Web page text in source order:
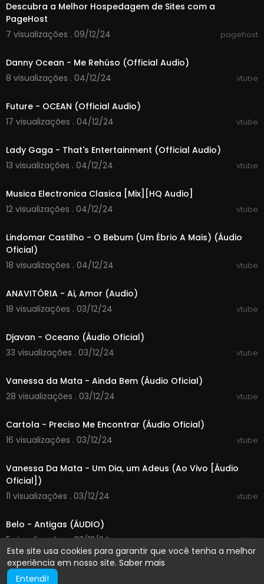
Este site usa cookies para garantir que você tenha a melhor
experiência em nosso site. Saber mais
Entendi!
Descubra a Melhor Hospedagem de Sites com a
PageHost
7 visualizações . 09/12/24
pagehost
Danny Ocean - Me Rehúso (Official Audio)
8 visualizações . 04/12/24
vtube
Future - OCEAN (Official Audio)
17 visualizações . 04/12/24
vtube
Lady Gaga - That's Entertainment (Official Audio)
13 visualizações . 04/12/24
vtube
Musica Electronica Clasica [Mix][HQ Audio]
12 visualizações . 04/12/24
vtube
Lindomar Castilho - O Bebum (Um Ébrio A Mais) (Áudio
Oficial)
18 visualizações . 04/12/24
vtube
ANAVITÓRIA - Ai, Amor (Audio)
18 visualizações . 03/12/24
vtube
Djavan - Oceano (Áudio Oficial)
33 visualizações . 03/12/24
vtube
Vanessa da Mata - Ainda Bem (Áudio Oficial)
28 visualizações . 03/12/24
vtube
Cartola - Preciso Me Encontrar (Áudio Oficial)
16 visualizações . 03/12/24
vtube
Vanessa Da Mata - Um Dia, um Adeus (Ao Vivo [Áudio
Oficial])
11 visualizações . 03/12/24
vtube
Belo - Antigas (ÁUDIO)
5 visualizações . 03/12/24
vtube